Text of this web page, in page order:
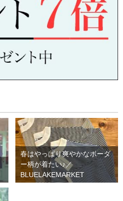
春はやっぱり爽やかなボーダ
ー柄が着たい♪／
BLUELAKEMARKET